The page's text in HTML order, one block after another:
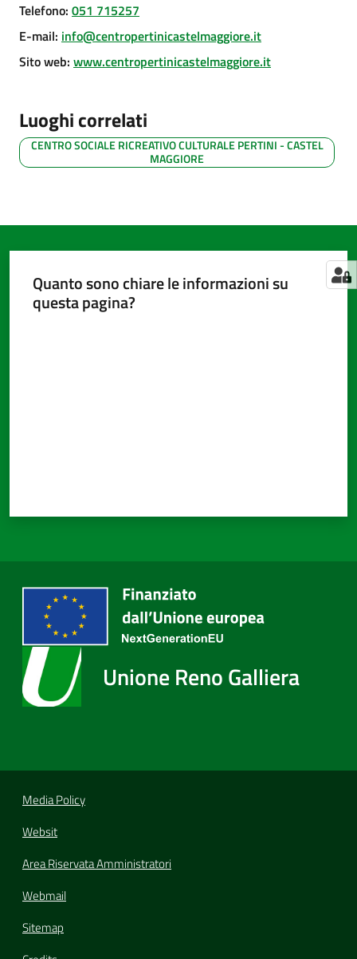
Tutti
gli
Seguici
su
Telefono: 051 715257
E-mail: info@centropertinicastelmaggiore.it
Sito web: www.centropertinicastelmaggiore.it
Luoghi correlati
CENTRO SOCIALE RICREATIVO CULTURALE PERTINI - CASTEL
MAGGIORE
Quanto sono chiare le informazioni su
questa pagina?
Unione Reno Galliera
Media Policy
Websit
Area Riservata Amministratori
Webmail
Sitemap